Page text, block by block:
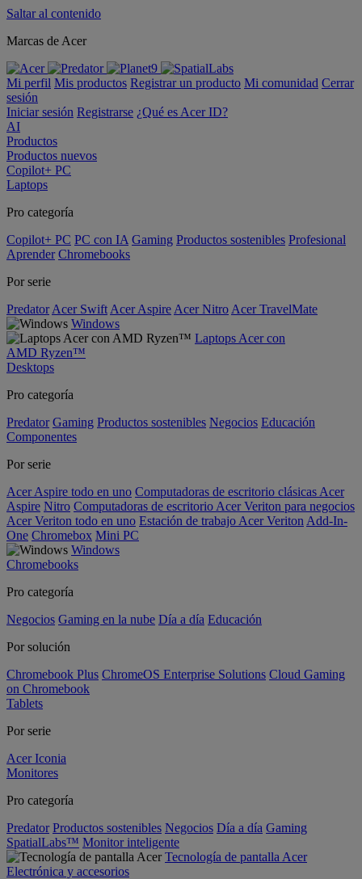
Saltar al contenido
Marcas de Acer
Mi perfil Mis productos Registrar un producto Mi comunidad Cerrar
sesión
Iniciar sesión Registrarse ¿Qué es Acer ID?
AI
Productos
Productos nuevos
Copilot+ PC
Laptops
Pro categoría
Copilot+ PC PC con IA Gaming Productos sostenibles Profesional
Aprender Chromebooks
Por serie
Predator Acer Swift Acer Aspire Acer Nitro Acer TravelMate
Windows
Laptops Acer con
AMD Ryzen™
Desktops
Pro categoría
Predator Gaming Productos sostenibles Negocios Educación
Componentes
Por serie
Acer Aspire todo en uno Computadoras de escritorio clásicas Acer
Aspire Nitro Computadoras de escritorio Acer Veriton para negocios
Acer Veriton todo en uno Estación de trabajo Acer Veriton Add-In-
One Chromebox Mini PC
Windows
Chromebooks
Pro categoría
Negocios Gaming en la nube Día a día Educación
Por solución
Chromebook Plus ChromeOS Enterprise Solutions Cloud Gaming
on Chromebook
Tablets
Por serie
Acer Iconia
Monitores
Pro categoría
Predator Productos sostenibles Negocios Día a día Gaming
SpatialLabs™ Monitor inteligente
Tecnología de pantalla Acer
Electrónica y accesorios